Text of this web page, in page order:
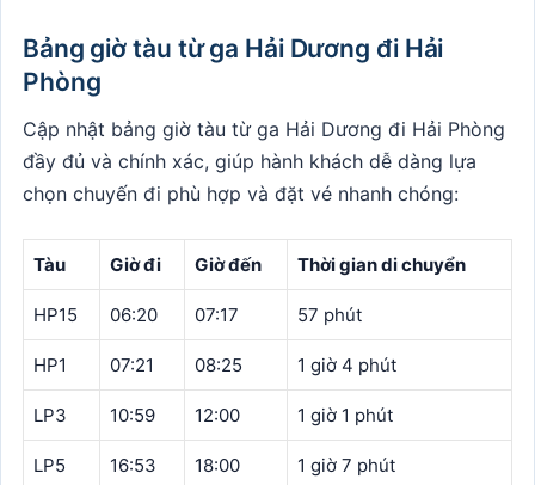
Bảng giờ tàu từ ga Hải Dương đi Hải
Phòng
Cập nhật bảng giờ tàu từ ga Hải Dương đi Hải Phòng
đầy đủ và chính xác, giúp hành khách dễ dàng lựa
chọn chuyến đi phù hợp và đặt vé nhanh chóng:
Tàu Giờ đi Giờ đến Thời gian di chuyển
HP15 06:20 07:17 57 phút
HP1 07:21 08:25 1 giờ 4 phút
LP3 10:59 12:00 1 giờ 1 phút
LP5 16:53 18:00 1 giờ 7 phút